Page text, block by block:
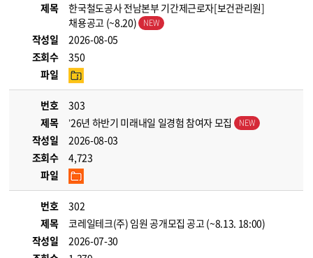
제목
한국철도공사 전남본부 기간제근로자[보건관리원]
채용공고 (~8.20)
작성일
2026-08-05
조회수
350
파일
번호
303
제목
’26년 하반기 미래내일 일경험 참여자 모집
작성일
2026-08-03
조회수
4,723
파일
번호
302
제목
코레일테크(주) 임원 공개모집 공고 (~8.13. 18:00)
작성일
2026-07-30